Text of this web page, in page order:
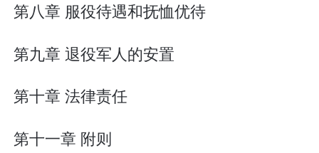
第八章 服役待遇和抚恤优待
第九章 退役军人的安置
第十章 法律责任
第十一章 附则